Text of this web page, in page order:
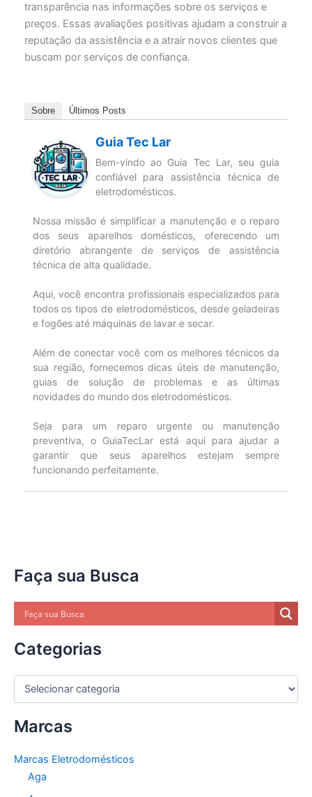
transparência nas informações sobre os serviços e
preços. Essas avaliações positivas ajudam a construir a
reputação da assistência e a atrair novos clientes que
buscam por serviços de confiança.
Sobre Últimos Posts
Guia Tec Lar
Bem-vindo ao Guia Tec Lar, seu guia
confiável para assistência técnica de
eletrodomésticos.
Nossa missão é simplificar a manutenção e o reparo
dos seus aparelhos domésticos, oferecendo um
diretório abrangente de serviços de assistência
técnica de alta qualidade.
Aqui, você encontra profissionais especializados para
todos os tipos de eletrodomésticos, desde geladeiras
e fogões até máquinas de lavar e secar.
Além de conectar você com os melhores técnicos da
sua região, fornecemos dicas úteis de manutenção,
guias de solução de problemas e as últimas
novidades do mundo dos eletrodomésticos.
Seja para um reparo urgente ou manutenção
preventiva, o GuiaTecLar está aqui para ajudar a
garantir que seus aparelhos estejam sempre
funcionando perfeitamente.
Faça sua Busca
Categorias
C
e
r
Marcas
Marcas Eletrodomésticos
Aga